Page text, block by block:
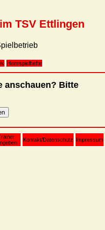
TSV Ettlingen
Heimspielhefte
anschauen? Bitte
Kontakt/Datenschutz Impressum